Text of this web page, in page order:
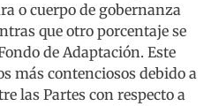
o cuerpo de gobernanza
que otro porcentaje se
de Adaptación. Este
más contenciosos debido a
las Partes con respecto a